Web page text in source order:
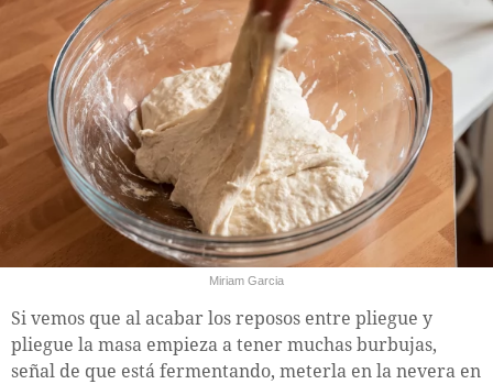
Miriam Garcia
Si vemos que al acabar los reposos entre pliegue y
pliegue la masa empieza a tener muchas burbujas,
señal de que está fermentando, meterla en la nevera en